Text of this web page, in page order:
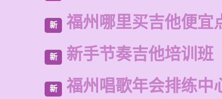
新 福州哪里买吉他便宜
新 新手节奏吉他培训班
新 福州唱歌年会排练中